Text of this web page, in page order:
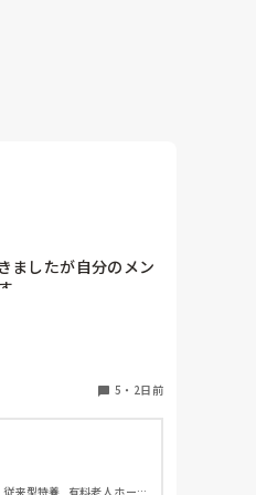
ましたが自分のメン
また、就活中、積極的に施設見学等をしましたか？
5 ・ 2日前
来型特養, 有料老人ホー